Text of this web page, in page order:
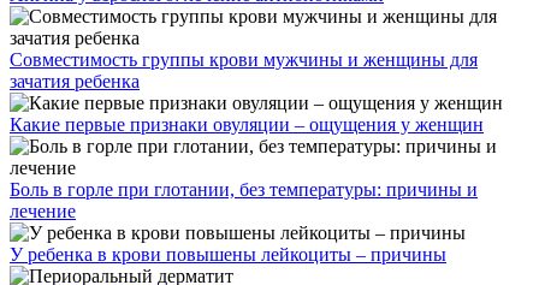
Совместимость группы крови мужчины и женщины для
зачатия ребенка
Какие первые признаки овуляции – ощущения у женщин
Боль в горле при глотании, без температуры: причины и
лечение
У ребенка в крови повышены лейкоциты – причины